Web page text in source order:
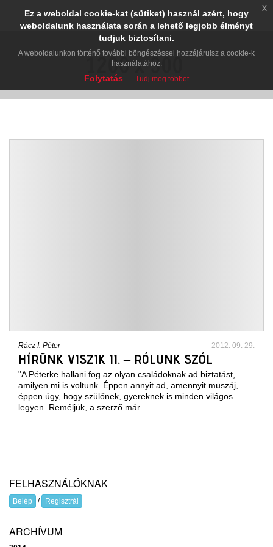
Rácz I. Péter 2012. 09. 29.
HÍRÜNK VISZIK II. – RÓLUNK SZÓL
"A Péterke hallani fog az olyan családoknak ad biztatást,
amilyen mi is voltunk. Éppen annyit ad, amennyit muszáj,
éppen úgy, hogy szülőnek, gyereknek is minden világos
legyen. Reméljük, a szerző már …
FELHASZNÁLÓKNAK
Belép / Regisztrál
ARCHÍVUM
Ez a weboldal cookie-kat (sütiket) használ azért, hogy
weboldalunk használata során a lehető legjobb élményt
tudjuk biztosítani.
A weboldalunkon történő további böngészéssel hozzájárulsz a cookie-k
használatához.
Folytatás Tudj meg többet
x